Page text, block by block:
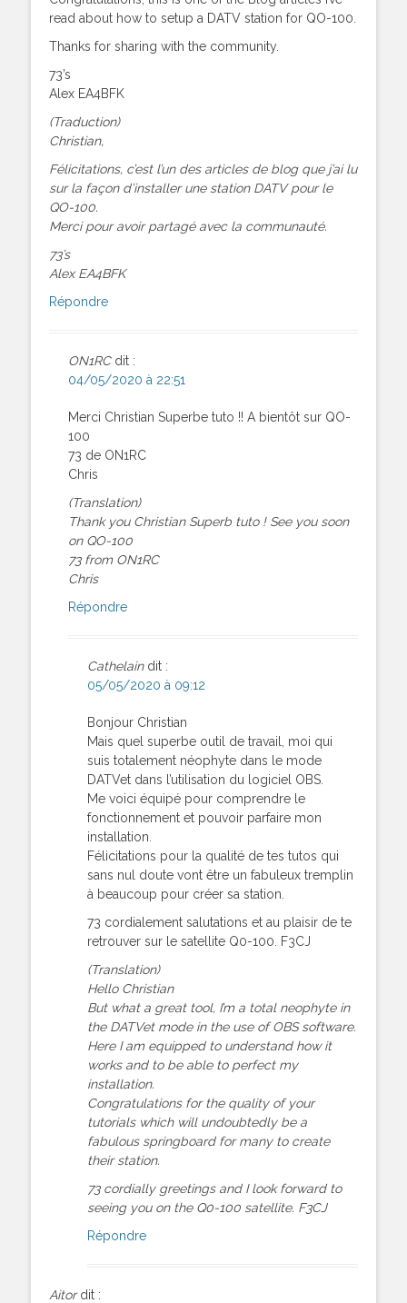
read about how to setup a DATV station for QO-100.
Thanks for sharing with the community.
73’s
Alex EA4BFK
(Traduction)
Christian,
Félicitations, c’est l’un des articles de blog que j’ai lu
sur la façon d’installer une station DATV pour le
QO-100.
Merci pour avoir partagé avec la communauté.
73’s
Alex EA4BFK
Répondre
ON1RC dit :
04/05/2020 à 22:51
Merci Christian Superbe tuto !! A bientôt sur QO-
100
73 de ON1RC
Chris
(Translation)
Thank you Christian Superb tuto ! See you soon
on QO-100
73 from ON1RC
Chris
Répondre
Cathelain dit :
05/05/2020 à 09:12
Bonjour Christian
Mais quel superbe outil de travail, moi qui
suis totalement néophyte dans le mode
DATVet dans l’utilisation du logiciel OBS.
Me voici équipé pour comprendre le
fonctionnement et pouvoir parfaire mon
installation.
Félicitations pour la qualité de tes tutos qui
sans nul doute vont être un fabuleux tremplin
à beaucoup pour créer sa station.
73 cordialement salutations et au plaisir de te
retrouver sur le satellite Q0-100. F3CJ
(Translation)
Hello Christian
But what a great tool, I’m a total neophyte in
the DATVet mode in the use of OBS software.
Here I am equipped to understand how it
works and to be able to perfect my
installation.
Congratulations for the quality of your
tutorials which will undoubtedly be a
fabulous springboard for many to create
their station.
73 cordially greetings and I look forward to
seeing you on the Q0-100 satellite. F3CJ
Répondre
Aitor dit :